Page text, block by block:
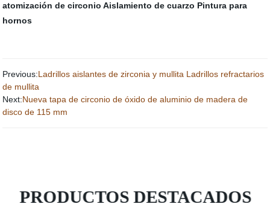
atomización de circonio Aislamiento de cuarzo Pintura para
hornos
Previous:Ladrillos aislantes de zirconia y mullita Ladrillos refractarios
de mullita
Next:Nueva tapa de circonio de óxido de aluminio de madera de
disco de 115 mm
PRODUCTOS DESTACADOS